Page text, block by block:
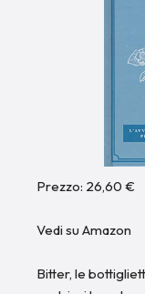
Prezzo: 26,60 €
Vedi su Amazon
Bitter, le